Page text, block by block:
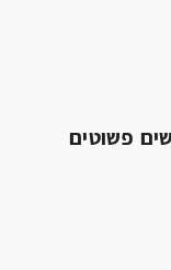
פשוטים